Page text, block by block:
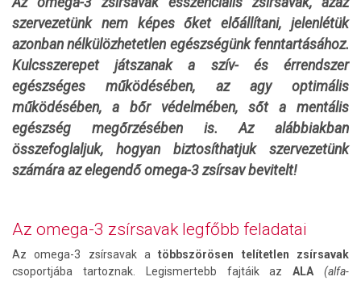
szervezetünk nem képes őket előállítani, jelenlétük
azonban nélkülözhetetlen egészségünk fenntartásához.
Kulcsszerepet játszanak a szív- és érrendszer
egészséges működésében, az agy optimális
működésében, a bőr védelmében, sőt a mentális
egészség megőrzésében is. Az alábbiakban
összefoglaljuk, hogyan biztosíthatjuk szervezetünk
számára az elegendő omega-3 zsírsav bevitelt!
Az omega-3 zsírsavak legfőbb feladatai
Az omega-3 zsírsavak atöbbszörösen telítetlen zsírsavak
csoportjába tartoznak. Legismertebb fajtáik azALA
(alfa-